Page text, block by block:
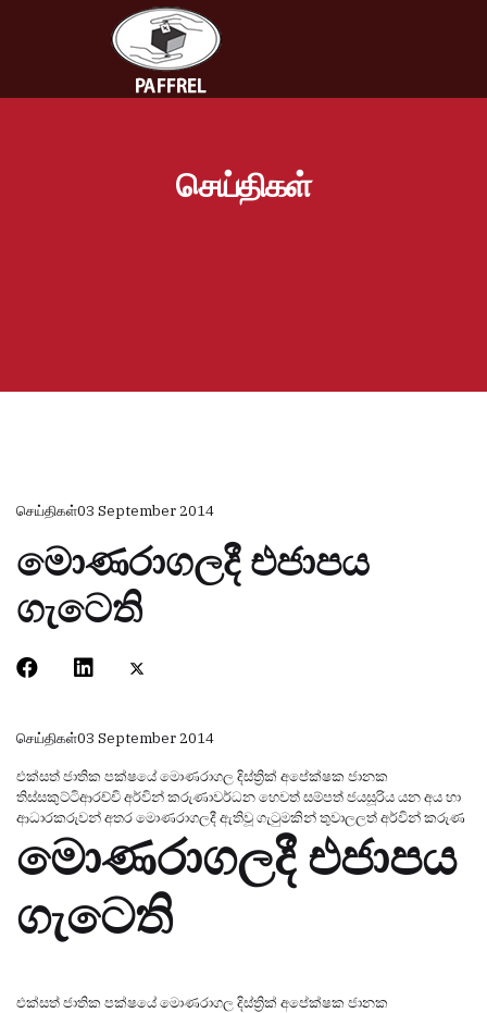
செய்திகள்
செய்திகள்03 September 2014
මොණරාගලදී එජාපය
ගැටෙති
செய்திகள்03 September 2014
එක්සත් ජාතික පක්ෂයේ මොණරාගල දිස්ත්‍රික් අපේක්ෂක ජානක
තිස්සකුට්ටිආරච්චි අර්වින් කරුණාවර්ධන හෙවත් සම්පත් ජයසූරිය යන අය හා
ආධාරකරුවන් අතර මොණරාගලදී ඇතිවූ ගැටුමකින් තුවාලලත් අර්වින් කරුණ
මොණරාගලදී එජාපය
ගැටෙති
එක්සත් ජාතික පක්ෂයේ මොණරාගල දිස්ත්‍රික් අපේක්ෂක ජානක